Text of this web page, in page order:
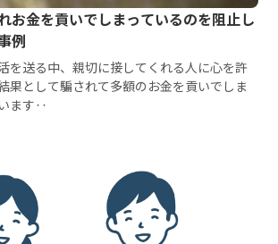
お金を貢いでしまっているのを阻止し
例
を送る中、親切に接してくれる人に心を許
果として騙されて多額のお金を貢いでしま
ます‥